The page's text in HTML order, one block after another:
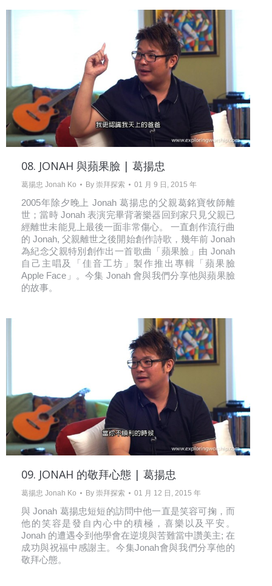
08. JONAH 與蘋果臉 | 葛揚忠
葛揚忠 Jonah Ko By 崇拜探索 01 月 9 日, 2015 年
2005年除夕晚上 Jonah 葛揚忠的父親葛銘寶牧師離
世；當時 Jonah 表演完畢背著樂器回到家只見父親已
經離世未能見上最後一面非常傷心。 一直創作流行曲
的 Jonah, 父親離世之後開始創作詩歌，幾年前 Jonah
為紀念父親特別創作出一首歌曲「蘋果臉」由 Jonah
自己主唱及「佳音工坊」製作推出專輯「蘋果臉
Apple Face」。今集 Jonah 會與我們分享他與蘋果臉
的故事。
09. JONAH 的敬拜心態 | 葛揚忠
葛揚忠 Jonah Ko By 崇拜探索 01 月 12 日, 2015 年
與 Jonah 葛揚忠短短的訪問中他一直是笑容可掬，而
他的笑容是發自內心中的積極，喜樂以及平安。
Jonah 的遭遇令到他學會在逆境與苦難當中讚美主; 在
成功與祝福中感謝主。今集Jonah會與我們分享他的
敬拜心態。